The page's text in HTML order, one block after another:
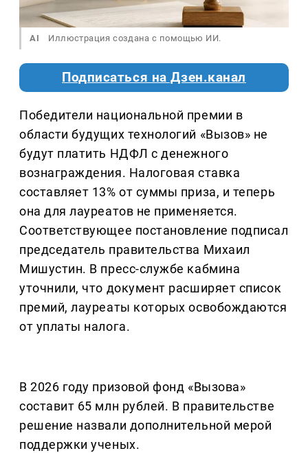
AI Иллюстрация создана с помощью ИИ.
Подписаться на Дзен.канал
Победители национальной премии в
области будущих технологий «Вызов» не
будут платить НДФЛ с денежного
вознаграждения. Налоговая ставка
составляет 13% от суммы приза, и теперь
она для лауреатов не применяется.
Соответствующее постановление подписал
председатель правительства Михаил
Мишустин. В пресс-службе кабмина
уточнили, что документ расширяет список
премий, лауреаты которых освобождаются
от уплаты налога.
В 2026 году призовой фонд «Вызова»
составит 65 млн рублей. В правительстве
решение назвали дополнительной мерой
поддержки ученых.